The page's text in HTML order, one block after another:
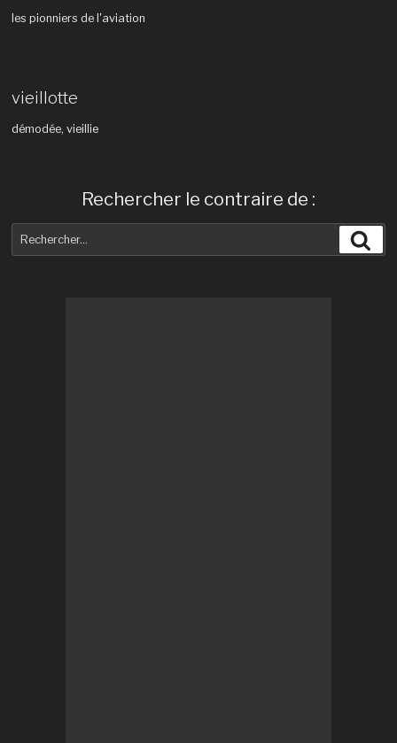
les pionniers de l'aviation
vieillotte
démodée, vieillie
Rechercher le contraire de :
pour